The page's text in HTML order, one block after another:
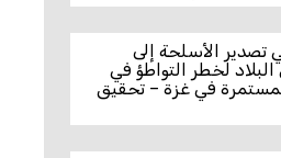
تصدير الأسلحة إلى
لخطر التواطؤ في
في غزة – تحقيق